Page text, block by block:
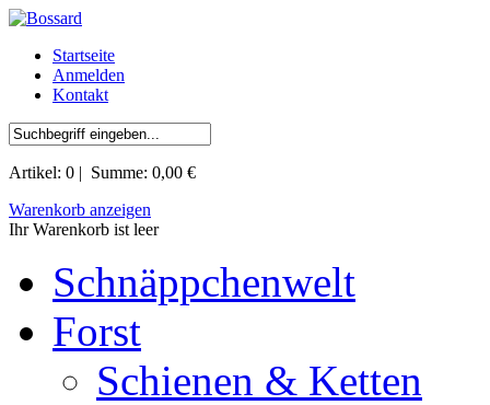
Startseite
Anmelden
Kontakt
Artikel: 0 | Summe: 0,00 €
Warenkorb anzeigen
Ihr Warenkorb ist leer
Schnäppchenwelt
Forst
Schienen & Ketten